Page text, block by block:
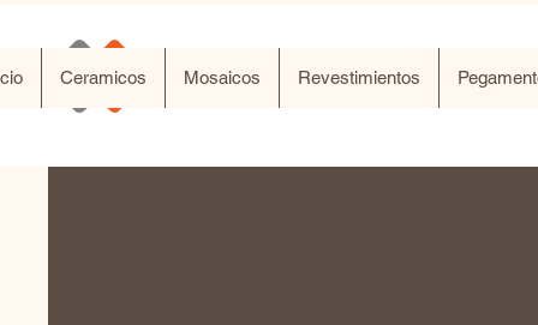
SG Ceramicos
Ceramicos Mosaicos Revestimientos